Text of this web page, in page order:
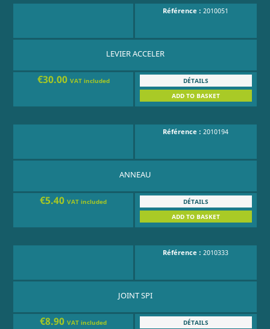
Référence : 2010051
LEVIER ACCELER
€30.00 VAT included
DÉTAILS
ADD TO BASKET
Référence : 2010194
ANNEAU
€5.40VAT included
DÉTAILS
ADD TO BASKET
Référence : 2010333
JOINT SPI
€8.90VAT included
DÉTAILS